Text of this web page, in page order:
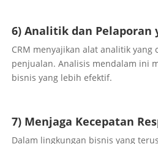
6) Analitik dan Pelaporan
CRM menyajikan alat analitik
penjualan. Analisis mendalam ini
bisnis yang lebih efektif.
7) Menjaga Kecepatan
Dalam lingkungan bisnis yang